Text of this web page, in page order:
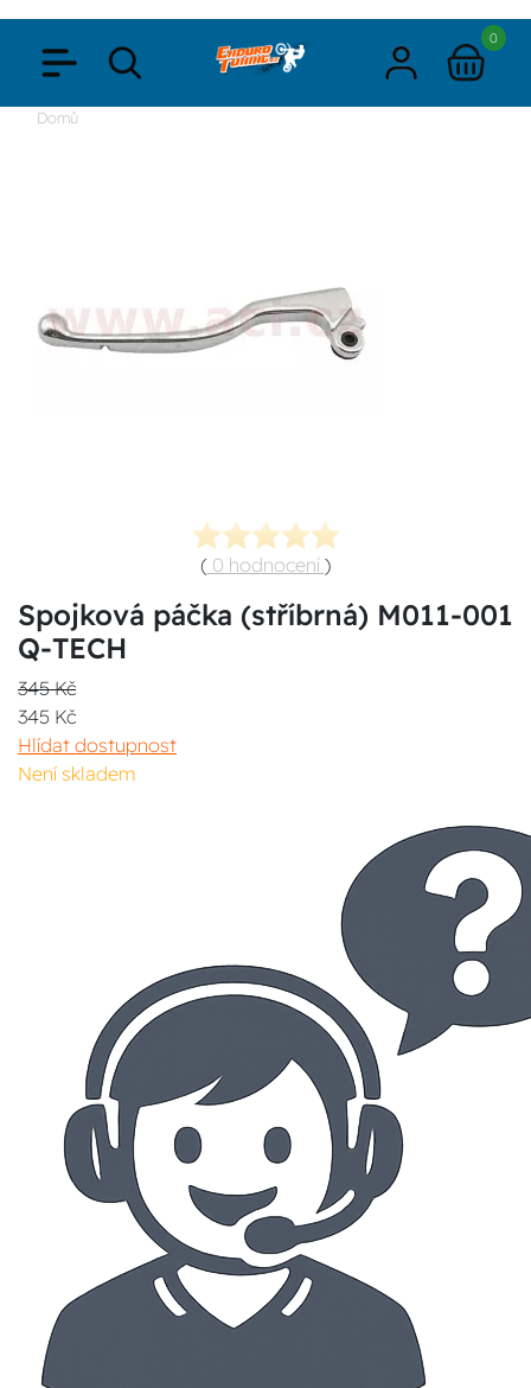
0
Domů
( 0 hodnocení )
Spojková páčka (stříbrná) M011-001
Q-TECH
345 Kč
345 Kč
Hlídat dostupnost
Není skladem